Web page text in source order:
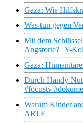
Gaza: Wie
Was tun gegen
Mit dem
Angstorte? | Y-
Gaza:
Durch Handy-
#focustv
Warum Kinder
ARTE